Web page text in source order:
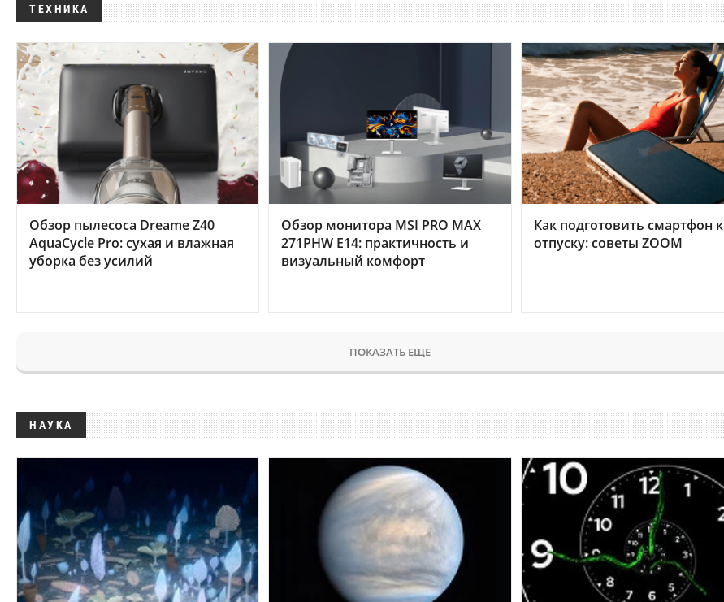
ТЕХНИКА
Обзор пылесоса Dreame Z40
AquaCycle Pro: сухая и влажная
уборка без усилий
Обзор монитора MSI PRO MAX
271PHW E14: практичность и
визуальный комфорт
Как подготовить смартфон к
отпуску: советы ZOOM
ПОКАЗАТЬ ЕЩЕ
НАУКА